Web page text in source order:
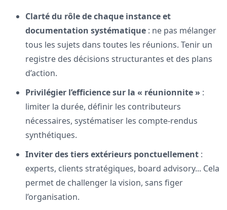
Clarté du rôle de chaque instance et
documentation systématique : ne pas mélanger
tous les sujets dans toutes les réunions. Tenir un
registre des décisions structurantes et des plans
d’action.
Privilégier l’efficience sur la « réunionnite » :
limiter la durée, définir les contributeurs
nécessaires, systématiser les compte-rendus
synthétiques.
Inviter des tiers extérieurs ponctuellement :
experts, clients stratégiques, board advisory... Cela
permet de challenger la vision, sans figer
l’organisation.